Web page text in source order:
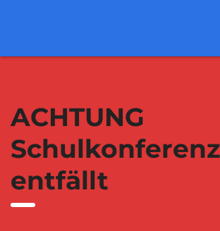
ACHTUNG
Schulkonferenz
entfällt